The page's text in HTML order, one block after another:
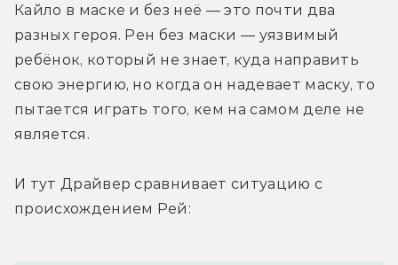
Кайло в маске и без неё — это почти два
разных героя. Рен без маски — уязвимый
ребёнок, который не знает, куда направить
свою энергию, но когда он надевает маску, то
пытается играть того, кем на самом деле не
является.
И тут Драйвер сравнивает ситуацию с
происхождением Рей: